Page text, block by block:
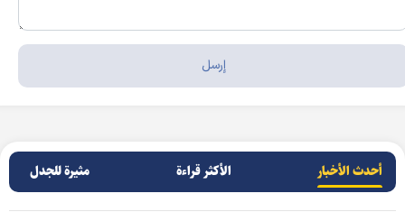
أحدث الأخبار الأکثر قراءة مثيرة للجدل